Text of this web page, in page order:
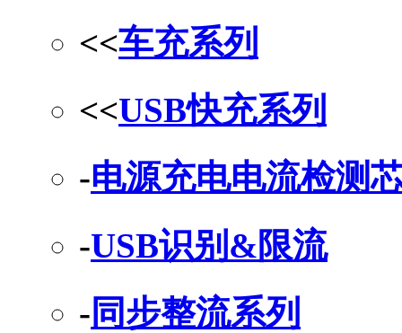
<<车充系列
<<USB快充系列
-电源充电电流检测
-USB识别&限流
- 同步整流系列